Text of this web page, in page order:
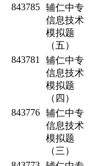
843785 辅仁中专
信息技术
模拟题
（五）
843781
辅仁中专
信息技术
模拟题
（四）
843776 辅仁中专
信息技术
模拟题
（三）